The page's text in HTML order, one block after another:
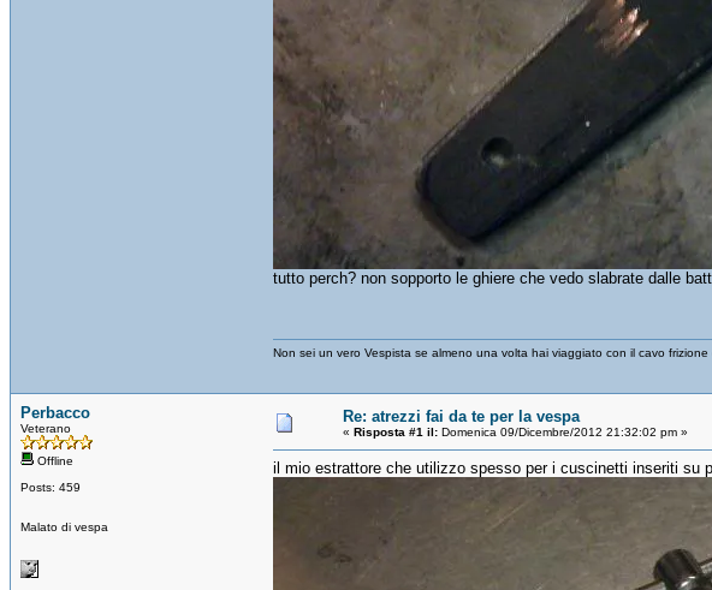
tutto perch? non sopporto le ghiere che vedo slabrate dalle
Non sei un vero Vespista se almeno una volta hai viaggiato con il cavo
Perbacco
Veterano
Offline
Posts: 459
Malato di vespa
Re: atrezzi fai da te per la vespa
« Risposta #1 il: Domenica 09/Dicembre/2012 21:32:02 pm »
il mio estrattore che utilizzo spesso per i cuscinetti inseriti su